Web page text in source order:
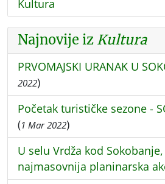
Kultura
Najnovije iz Kultura
PRVOMAJSKI URANAK U
2022)
Početak turističke sezone -
(1 Mar 2022)
U selu Vrdža kod
najmasovnija planinarska